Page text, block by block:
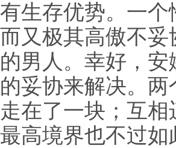
有生存优势。一
而又极其高傲不
的男人。幸好，
的妥协来解决。
走在了一块；互
最高境界也不过